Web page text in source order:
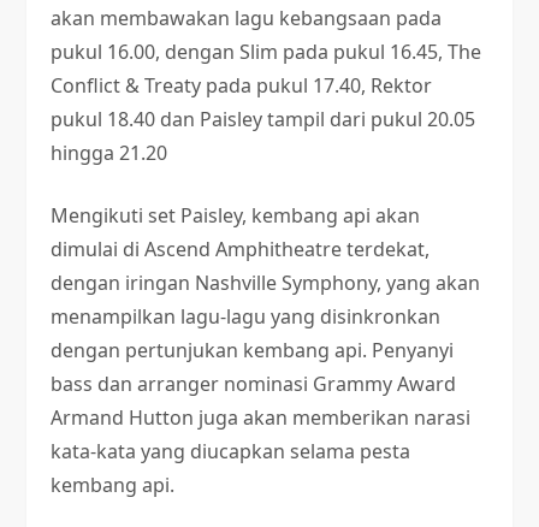
akan membawakan lagu kebangsaan pada
pukul 16.00, dengan Slim pada pukul 16.45, The
Conflict & Treaty pada pukul 17.40, Rektor
pukul 18.40 dan Paisley tampil dari pukul 20.05
hingga 21.20
Mengikuti set Paisley, kembang api akan
dimulai di Ascend Amphitheatre terdekat,
dengan iringan Nashville Symphony, yang akan
menampilkan lagu-lagu yang disinkronkan
dengan pertunjukan kembang api. Penyanyi
bass dan arranger nominasi Grammy Award
Armand Hutton juga akan memberikan narasi
kata-kata yang diucapkan selama pesta
kembang api.